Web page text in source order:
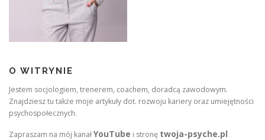
O WITRYNIE
Jestem socjologiem, trenerem, coachem, doradcą zawodowym.
Znajdziesz tu także moje artykuły dot. rozwoju kariery oraz umiejętności
psychospołecznych.
Zapraszam na mój kanałYouTube i stronę twoja-psyche.pl